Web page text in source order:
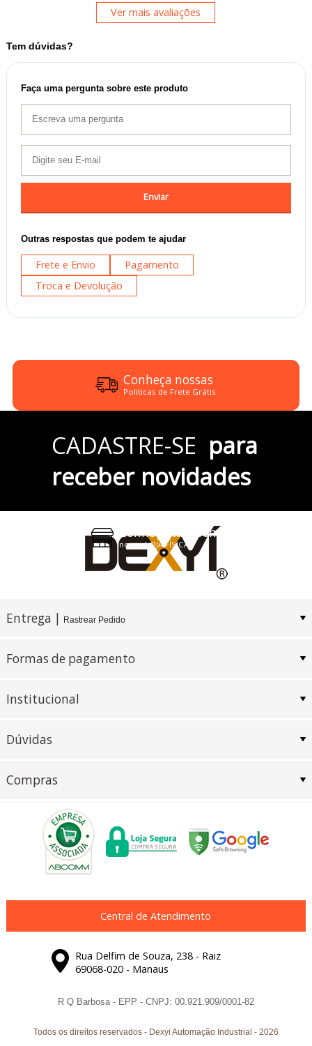
Ver mais avaliações
Tem dúvidas?
Faça uma pergunta sobre este produto
Enviar
Outras respostas que podem te ajudar
Frete e Envio
Pagamento
Troca e Devolução
Conheça nossas
Politicas de Frete Grátis
no Cartão de Crédito
Pix e Boleto
Conheça também
nossa LOJA FÍSICA
CADASTRE-SE para
receber novidades
Entrega | Rastrear Pedido
Formas de pagamento
Institucional
Dúvidas
Compras
Central de Atendimento
Rua Delfim de Souza, 238 - Raiz
69068-020 - Manaus
R Q Barbosa - EPP - CNPJ: 00.921.909/0001-82
Todos os direitos reservados -Dexyi Automação Industrial -2026